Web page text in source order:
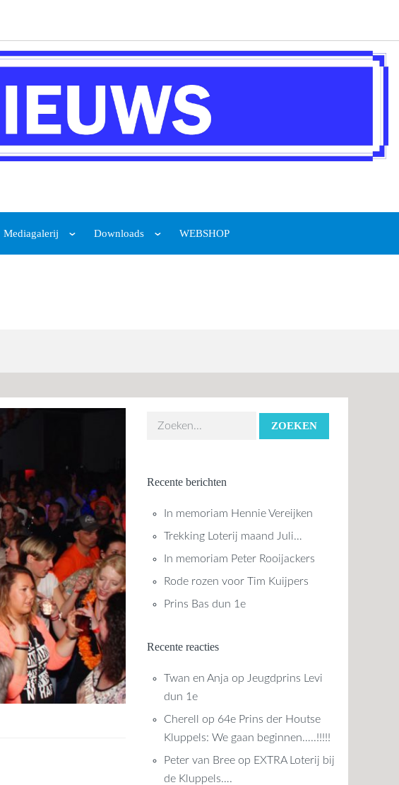
Mediagalerij Downloads WEBSHOP
ZOEKEN
Recente berichten
In memoriam Hennie Vereijken
Trekking Loterij maand Juli…
In memoriam Peter Rooijackers
Rode rozen voor Tim Kuijpers
Prins Bas dun 1e
Recente reacties
Twan en Anja op Jeugdprins Levi
dun 1e
Cherell
op 64e Prins der Houtse
Kluppels: We gaan beginnen…..!!!!!
Peter van Bree op EXTRA Loterij bij
de Kluppels….